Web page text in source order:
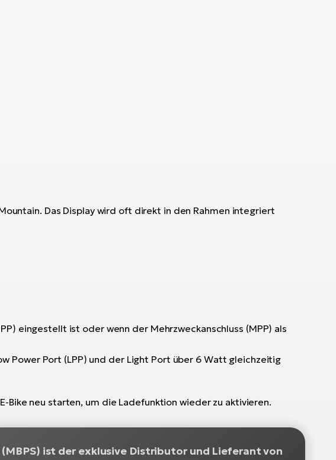
Das Display wird oft direkt in den Rahmen integriert
eingestellt ist oder wenn der Mehrzweckanschluss (MPP) als
Power Port (LPP) und der Light Port über 6 Watt gleichzeitig
Bike neu starten, um die Ladefunktion wieder zu aktivieren.
(MBPS) ist der exklusive Distributor und Lieferant von